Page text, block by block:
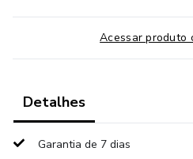
ao ponto e com todo o passo a
para dominar essa técnica de
lucrativa.
Transforme sua paixão pela
fonte de renda, produzindo
garantido.
Acessar produto
Detalhes
Garantia de 7 dias